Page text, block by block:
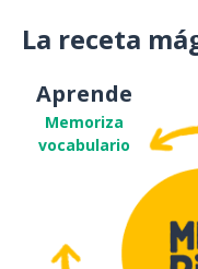
La receta
Aprende
Memoriza
vocabulario